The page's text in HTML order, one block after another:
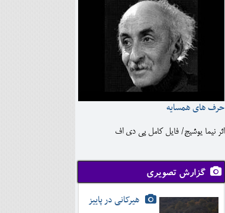
حرف های همسایه
اثر نیما یوشیج/ فایل کامل پی دی اف
گزارش تصویری
هیرکانی در پاییز